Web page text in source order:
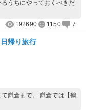
うちにやっておくべきだ
192690
1150 7
帰り旅行
鎌倉まで。 鎌倉では【鶴